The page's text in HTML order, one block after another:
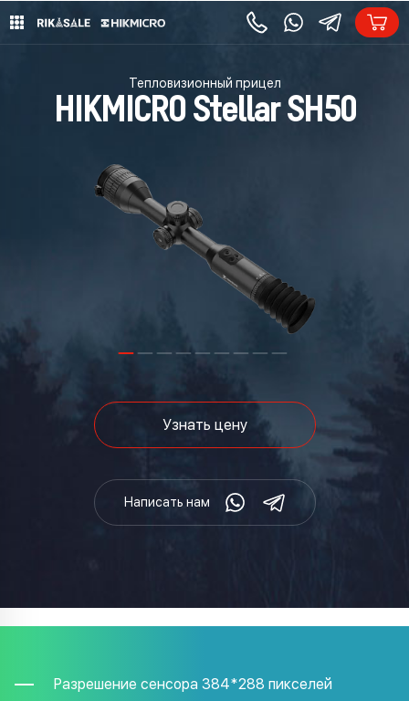
Тепловизионный прицел
HIKMICRO Stellar SH50
Узнать цену
Написать нам
Разрешение сенсора 384*288 пикселей